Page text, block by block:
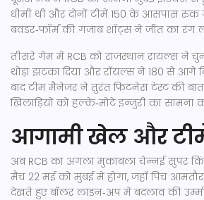
धीमी थी और दोनों टीमें 150 के आसपास
बवंडर‑फॉर्म की गजाब शॉट्स ने जीत का रंग
तीसरे गेम में RCB को राजस्थान रायल्स ने
थोड़ा झटका दिया और रॉयल्स ने 180 से आगे
बाद टीम मैनेजर ने तुरंत फ़िटनेस टेस्‍ट की
खिलाड़ियों को हल्के‑मोटे इन्ज़ुरी का सामना
आगामी खेल और
अब RCB का अगला मुकाबला चेन्नई सुपर
मैच 22 मई को मुंबई में होगा, जहाँ पिच
देखते हुए बॉलर लाइन‑अप में बदलाव की